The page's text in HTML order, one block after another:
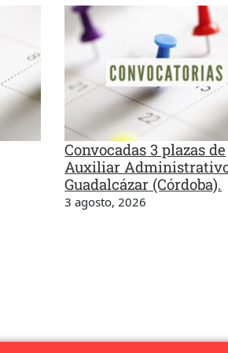
Convocadas 3 plazas de
Auxiliar
Guadalcázar (Córdoba).
3 agosto, 2026